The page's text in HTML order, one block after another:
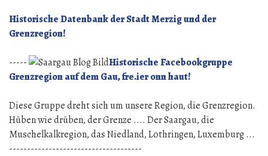
Schäfer
wieder
zieh’n
die
an
Fridolin.
Historische Datenbank der Stadt Merzig und der
Grenzregion!
-----
Historische Facebookgruppe
Grenzregion auf dem Gau, fre.ier onn haut!
Diese Gruppe dreht sich um unsere Region, die Grenzregion.
Hüben wie drüben, der Grenze .... Der Saargau, die
Muschelkalkregion, das Niedland, Lothringen, Luxemburg ...
-------------------------------------